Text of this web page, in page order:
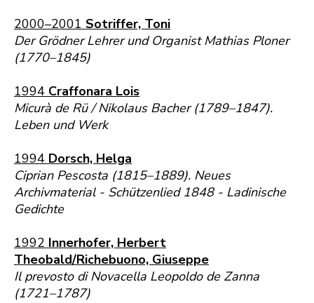
2000–2001 Sotriffer, Toni
Der Grödner Lehrer und Organist Mathias Ploner
(1770–1845)
1994 Craffonara Lois
Micurà de Rü / Nikolaus Bacher (1789–1847).
Leben und Werk
1994 Dorsch, Helga
Ciprian Pescosta (1815–1889). Neues
Archivmaterial - Schützenlied 1848 - Ladinische
Gedichte
1992 Innerhofer, Herbert
Theobald/Richebuono, Giuseppe
Il prevosto di Novacella Leopoldo de Zanna
(1721–1787)